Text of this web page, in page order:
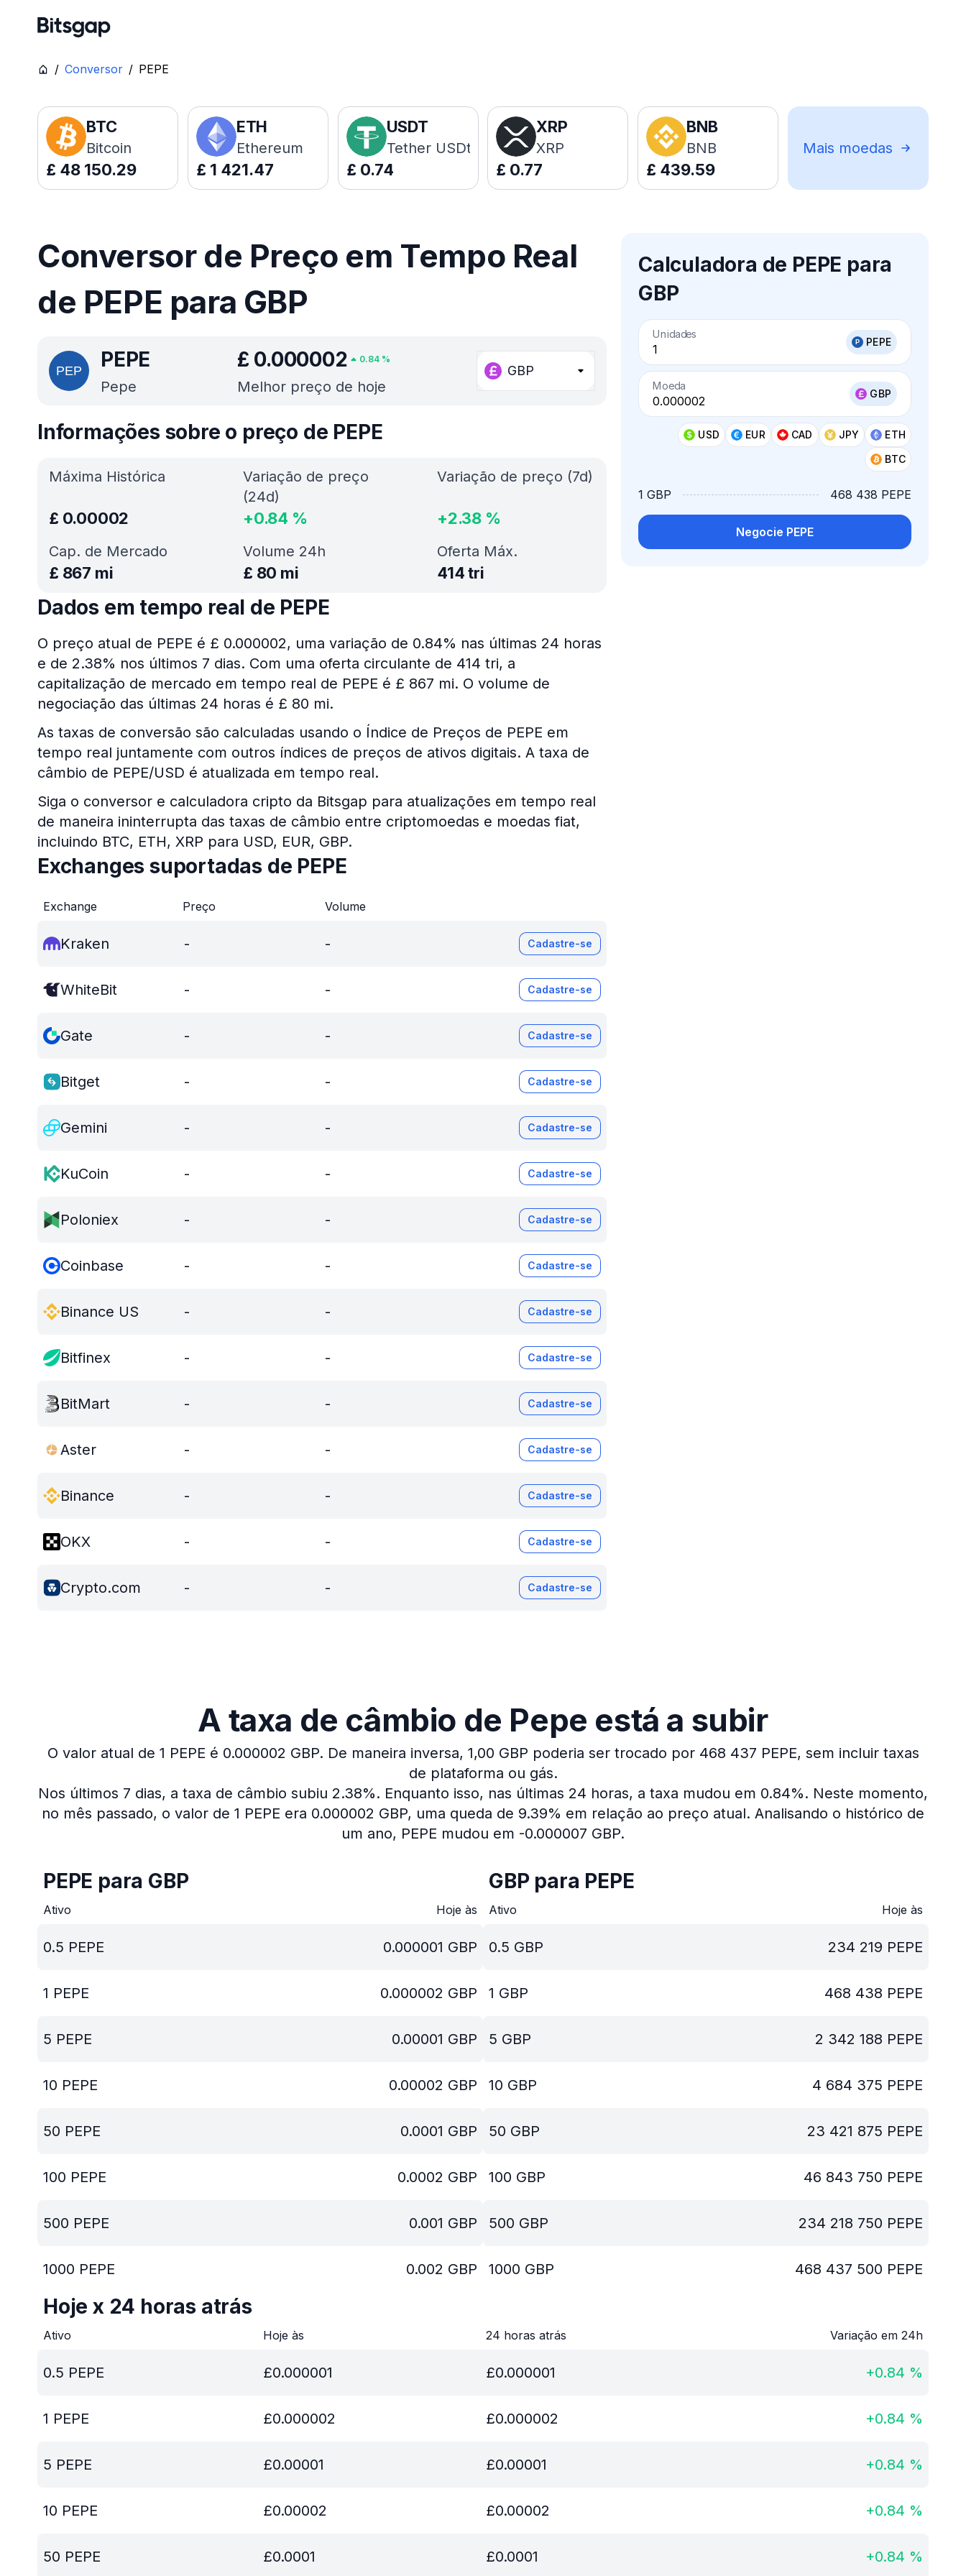
/ Conversor / PEPE
BTC
Bitcoin
£ 48 150.29
ETH
Ethereum
£ 1 421.47
USDT
Tether USDt
£ 0.74
XRP
XRP
£ 0.77
BNB
BNB
£ 439.59
Mais moedas
Conversor de Preço em Tempo Real
de PEPE para GBP
PEPE
Pepe
£ 0.000002 0.84%
Melhor preço de hoje
GBP
Calculadora de PEPE para
GBP
Unidades
PEPE
Moeda
GBP
USD EUR CAD JPY
ETH
BTC
1 GBP 468 438 PEPE
Negocie PEPE
Informações sobre o preço de PEPE
Máxima Histórica
£ 0.00002
Cap. de Mercado
£ 867 mi
Variação de preço
(24d)
+0.84 %
Variação de preço (7d)
+2.38 %
Volume 24h
£ 80 mi
Oferta Máx.
414 tri
Dados em tempo real de PEPE
O preço atual de PEPE é £ 0.000002, uma variação de 0.84% nas últimas 24 horas
e de 2.38% nos últimos 7 dias. Com uma oferta circulante de 414 tri, a
capitalização de mercado em tempo real de PEPE é £ 867 mi. O volume de
negociação das últimas 24 horas é £ 80 mi.
As taxas de conversão são calculadas usando o Índice de Preços de PEPE em
tempo real juntamente com outros índices de preços de ativos digitais. A taxa de
câmbio de PEPE/USD é atualizada em tempo real.
Siga o conversor e calculadora cripto da Bitsgap para atualizações em tempo real
de maneira ininterrupta das taxas de câmbio entre criptomoedas e moedas fiat,
incluindo BTC, ETH, XRP para USD, EUR, GBP.
Exchanges suportadas de PEPE
Exchange Preço Volume
Kraken - - Cadastre-se
WhiteBit - - Cadastre-se
Gate - - Cadastre-se
Bitget - - Cadastre-se
Gemini - - Cadastre-se
KuCoin - - Cadastre-se
Poloniex - - Cadastre-se
Coinbase - - Cadastre-se
Binance US - - Cadastre-se
Bitfinex - - Cadastre-se
BitMart - - Cadastre-se
Aster - - Cadastre-se
Binance - - Cadastre-se
OKX - - Cadastre-se
Crypto.com - - Cadastre-se
A taxa de câmbio de Pepe está a subir
O valor atual de 1 PEPE é 0.000002 GBP. De maneira inversa, 1,00 GBP poderia ser trocado por 468 437 PEPE, sem incluir taxas
de plataforma ou gás.
Nos últimos 7 dias, a taxa de câmbio subiu 2.38%. Enquanto isso, nas últimas 24 horas, a taxa mudou em 0.84%. Neste momento,
no mês passado, o valor de 1 PEPE era 0.000002 GBP, uma queda de 9.39% em relação ao preço atual. Analisando o histórico de
um ano, PEPE mudou em -0.000007 GBP.
PEPE para GBP
Ativo Hoje às
0.5 PEPE 0.000001 GBP
1 PEPE 0.000002 GBP
5 PEPE 0.00001 GBP
10 PEPE 0.00002 GBP
50 PEPE 0.0001 GBP
100 PEPE 0.0002 GBP
500 PEPE 0.001 GBP
1000 PEPE 0.002 GBP
GBP para PEPE
Ativo Hoje às
0.5 GBP 234 219 PEPE
1 GBP 468 438 PEPE
5 GBP 2 342 188 PEPE
10 GBP 4 684 375 PEPE
50 GBP 23 421 875 PEPE
100 GBP 46 843 750 PEPE
500 GBP 234 218 750 PEPE
1000 GBP 468 437 500 PEPE
Hoje x 24 horas atrás
Ativo Hoje às 24 horas atrás Variação em 24h
0.5 PEPE £0.000001 £0.000001 +0.84 %
1 PEPE £0.000002 £0.000002 +0.84 %
5 PEPE £0.00001 £0.00001 +0.84 %
10 PEPE £0.00002 £0.00002 +0.84 %
50 PEPE £0.0001 £0.0001 +0.84 %